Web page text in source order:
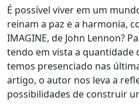
É possível viver em um
reinam a paz e a harmonia,
IMAGINE, de John Lennon?
tendo em vista a quantidade
temos presenciado nas
artigo, o autor nos leva a
possibilidades de construir